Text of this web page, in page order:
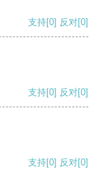
支持[0] 反对[0]
支持[0] 反对[0]
支持[0] 反对[0]